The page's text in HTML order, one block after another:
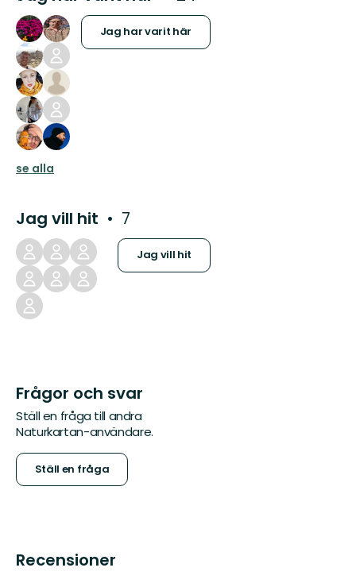
Jag har varit här
se alla
Jag vill hit 7
Jag vill hit
Frågor och svar
Ställ en fråga till andra
Naturkartan-användare.
Ställ en fråga
Recensioner